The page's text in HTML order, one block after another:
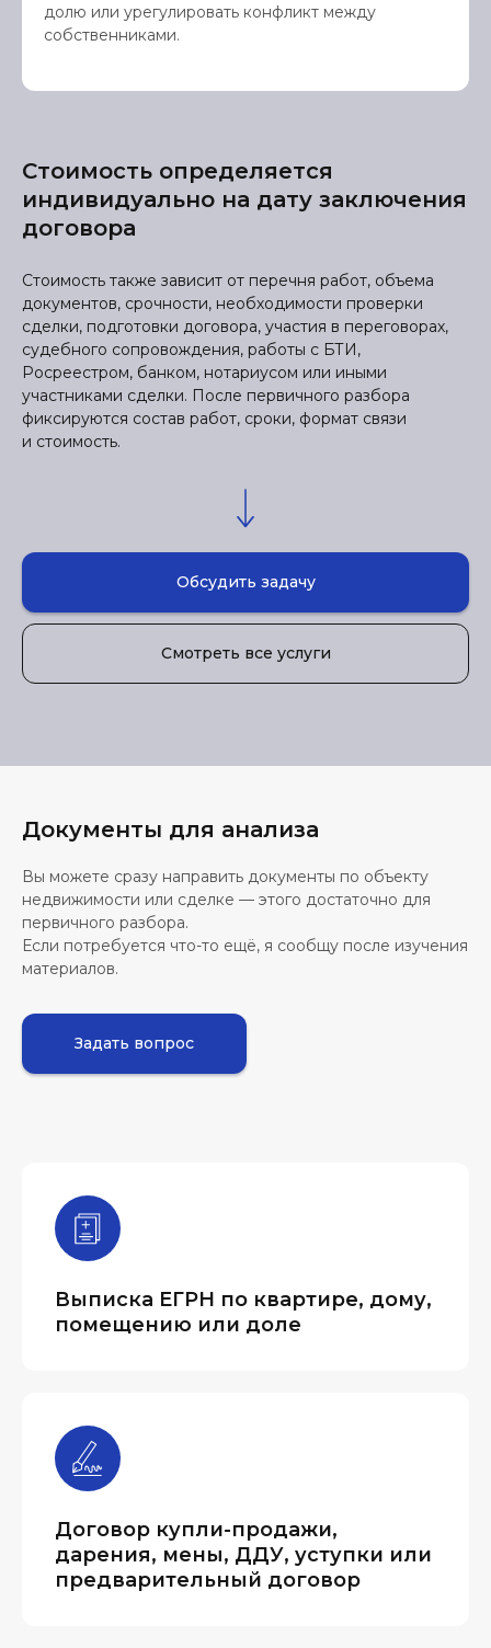
долю или урегулировать конфликт между
собственниками.
Стоимость определяется
индивидуально на дату заключения
договора
Стоимость также зависит от перечня работ, объема
документов, срочности, необходимости проверки
сделки, подготовки договора, участия в переговорах,
судебного сопровождения, работы с БТИ,
Росреестром, банком, нотариусом или иными
участниками сделки. После первичного разбора
фиксируются состав работ, сроки, формат связи
и стоимость.
Обсудить задачу
Смотреть все услуги
Документы для анализа
Вы можете сразу направить документы по объекту
недвижимости или сделке — этого достаточно для
первичного разбора.
Если потребуется что-то ещё, я сообщу после изучения
материалов.
Задать вопрос
Выписка ЕГРН по квартире, дому,
помещению или доле
Договор купли-продажи,
дарения, мены, ДДУ, уступки или
предварительный договор